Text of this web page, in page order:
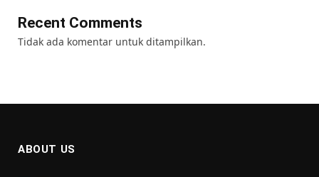
Recent Comments
Tidak ada komentar untuk ditampilkan.
ABOUT US